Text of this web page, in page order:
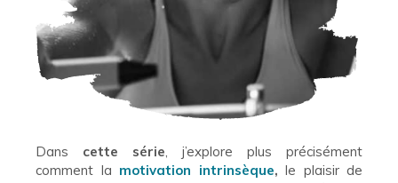
Dans cette série, j’explore plus précisément
comment la motivation intrinsèque, le plaisir de